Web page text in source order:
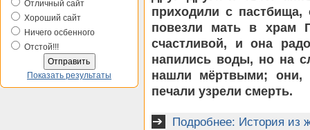
Отличный сайт
Хороший сайт
Ничего осбенного
Отстой!!!
Показать результаты
приходили с пастбища,
повезли мать в храм
счастливой, и она
напились воды, но на
нашли мёртвыми; они,
печали узрели смерть.
Подробнее: История из